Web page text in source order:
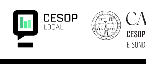
conteúdo